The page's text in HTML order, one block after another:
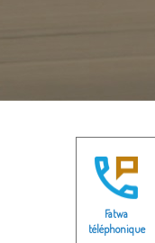
Fatwa
téléphonique